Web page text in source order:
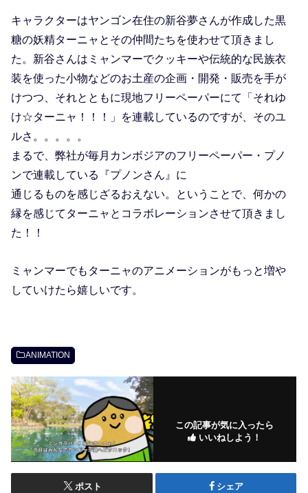
キャラクターはヤンゴン在住の新谷夢さんが作成した黒
糖の妖精ターニャとその仲間たちを使わせて頂きまし
た。新谷さんはミャンマーでクッキーや伝統的な民族衣
装を使った小物などのお土産の企画・開発・販売を手が
けつつ、それとともに現地フリーペーパーにて「それゆ
け☆ターニャ！！！」を連載しているのですが、そのユ
ルさ。。。。。
まるで、弊社が毎月カンボジアのフリーペーパー・プノ
ンで連載している『プノンさん』に
通じるものを感じざるおえない。ということで、何かの
縁を感じてターニャとコラボレーションさせて頂きまし
た！！
ミャンマーでもターニャのアニメーションがもっと増や
していけたら嬉しいです。
ANIMATION
この記事が気に入ったら
いいねしよう！
ポスト シェア